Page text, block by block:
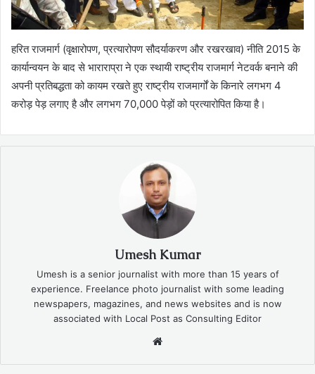
हरित राजमार्ग (वृक्षारोपण, प्रत्यारोपण सौदर्याकरण और रखरखाव) नीति 2015 के
कार्यान्वयन के बाद से भाराराप्रा ने एक स्थायी राष्ट्रीय राजमार्ग नेटवर्क बनाने की
अपनी प्रतिबद्धता को कायम रखते हुए राष्ट्रीय राजमार्गों के किनारे लगभग 4
करोड़ पेड़ लगाए है और लगभग 70,000 पेड़ों को प्रत्यारोपित किया है।
Umesh Kumar
Umesh is a senior journalist with more than 15 years of
experience. Freelance photo journalist with some leading
newspapers, magazines, and news websites and is now
associated with Local Post as Consulting Editor